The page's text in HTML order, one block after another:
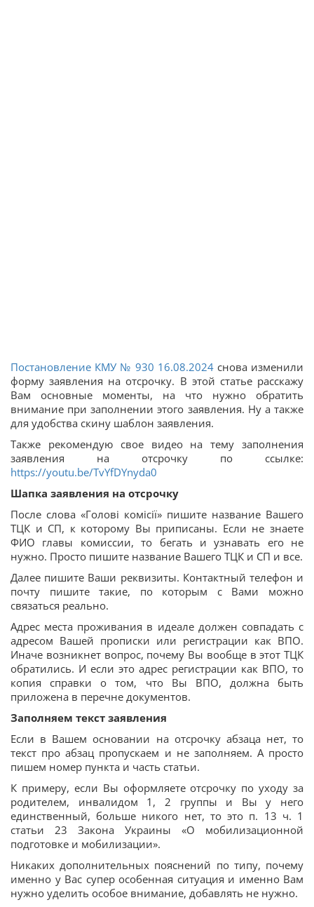
Постановление КМУ № 930 16.08.2024снова изменили
форму заявления на отсрочку. В этой статье расскажу
Вам основные моменты, на что нужно обратить
внимание при заполнении этого заявления. Ну а также
для удобства скину шаблон заявления.
Также рекомендую свое видео на тему заполнения
заявления на отсрочку по ссылке:
https://youtu.be/TvYfDYnyda0
Шапка заявления на отсрочку
После слова «Голові комісії» пишите название Вашего
ТЦК и СП, к которому Вы приписаны. Если не знаете
ФИО главы комиссии, то бегать и узнавать его не
нужно. Просто пишите название Вашего ТЦК и СП и все.
Далее пишите Ваши реквизиты. Контактный телефон и
почту пишите такие, по которым с Вами можно
связаться реально.
Адрес места проживания в идеале должен совпадать с
адресом Вашей прописки или регистрации как ВПО.
Иначе возникнет вопрос, почему Вы вообще в этот ТЦК
обратились. И если это адрес регистрации как ВПО, то
копия справки о том, что Вы ВПО, должна быть
приложена в перечне документов.
Заполняем текст заявления
Если в Вашем основании на отсрочку абзаца нет, то
текст про абзац пропускаем и не заполняем. А просто
пишем номер пункта и часть статьи.
К примеру, если Вы оформляете отсрочку по уходу за
родителем, инвалидом 1, 2 группы и Вы у него
единственный, больше никого нет, то это п. 13 ч. 1
статьи 23 Закона Украины «О мобилизационной
подготовке и мобилизации».
Никаких дополнительных пояснений по типу, почему
именно у Вас супер особенная ситуация и именно Вам
нужно уделить особое внимание, добавлять не нужно.